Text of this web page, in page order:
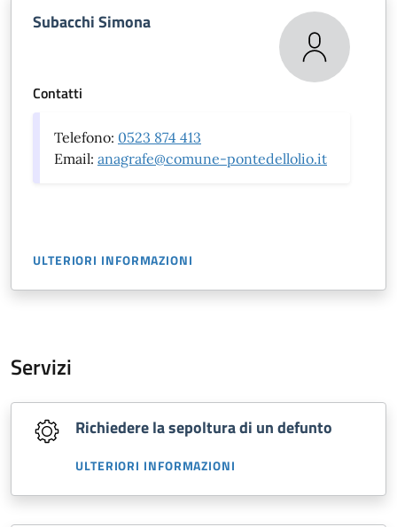
Subacchi Simona
Contatti
Telefono: 0523 874 413
Email: anagrafe@comune-pontedellolio.it
ULTERIORI INFORMAZIONI
Servizi
Richiedere la sepoltura di un defunto
ULTERIORI INFORMAZIONI